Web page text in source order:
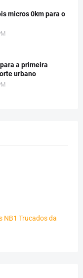
micros 0km para o
a primeira
urbano
NB1 Trucados da